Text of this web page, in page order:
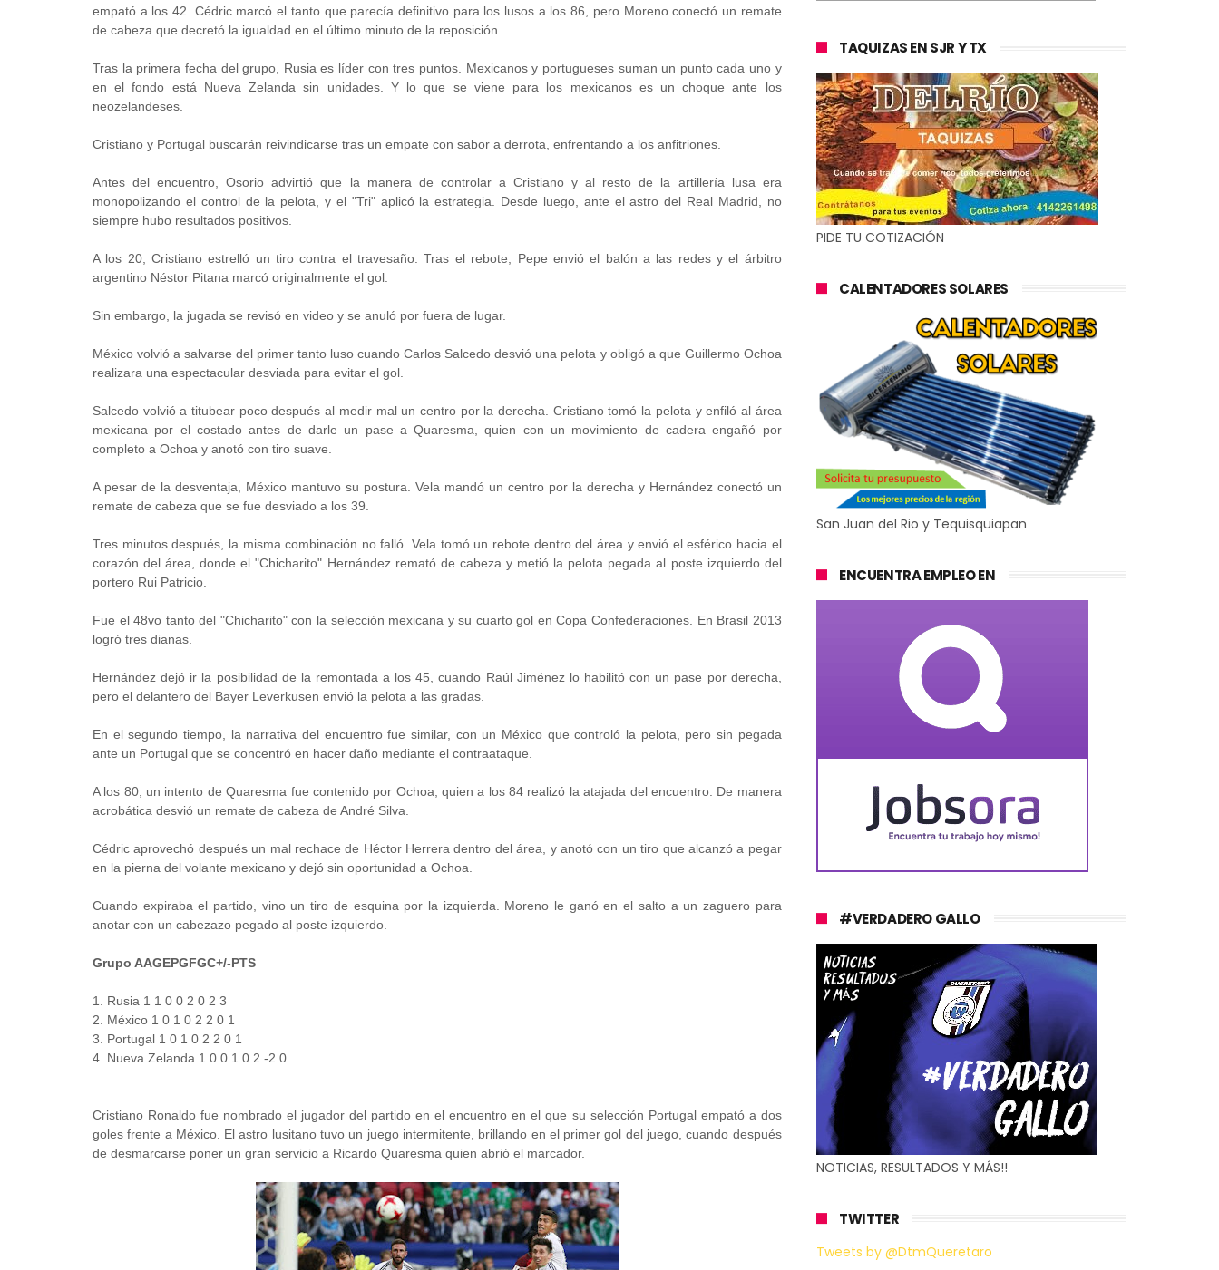
empató a los 42. Cédric marcó el tanto que parecía definitivo para los lusos a los 86, pero Moreno conectó un remate
de cabeza que decretó la igualdad en el último minuto de la reposición.
Tras la primera fecha del grupo, Rusia es líder con tres puntos. Mexicanos y portugueses suman un punto cada uno y
en el fondo está Nueva Zelanda sin unidades. Y lo que se viene para los mexicanos es un choque ante los
neozelandeses.
Cristiano y Portugal buscarán reivindicarse tras un empate con sabor a derrota, enfrentando a los anfitriones.
Antes del encuentro, Osorio advirtió que la manera de controlar a Cristiano y al resto de la artillería lusa era
monopolizando el control de la pelota, y el "Tri" aplicó la estrategia. Desde luego, ante el astro del Real Madrid, no
siempre hubo resultados positivos.
A los 20, Cristiano estrelló un tiro contra el travesaño. Tras el rebote, Pepe envió el balón a las redes y el árbitro
argentino Néstor Pitana marcó originalmente el gol.
Sin embargo, la jugada se revisó en video y se anuló por fuera de lugar.
México volvió a salvarse del primer tanto luso cuando Carlos Salcedo desvió una pelota y obligó a que Guillermo Ochoa
realizara una espectacular desviada para evitar el gol.
Salcedo volvió a titubear poco después al medir mal un centro por la derecha. Cristiano tomó la pelota y enfiló al área
mexicana por el costado antes de darle un pase a Quaresma, quien con un movimiento de cadera engañó por
completo a Ochoa y anotó con tiro suave.
A pesar de la desventaja, México mantuvo su postura. Vela mandó un centro por la derecha y Hernández conectó un
remate de cabeza que se fue desviado a los 39.
Tres minutos después, la misma combinación no falló. Vela tomó un rebote dentro del área y envió el esférico hacia el
corazón del área, donde el "Chicharito" Hernández remató de cabeza y metió la pelota pegada al poste izquierdo del
portero Rui Patricio.
Fue el 48vo tanto del "Chicharito" con la selección mexicana y su cuarto gol en Copa Confederaciones. En Brasil 2013
logró tres dianas.
Hernández dejó ir la posibilidad de la remontada a los 45, cuando Raúl Jiménez lo habilitó con un pase por derecha,
pero el delantero del Bayer Leverkusen envió la pelota a las gradas.
En el segundo tiempo, la narrativa del encuentro fue similar, con un México que controló la pelota, pero sin pegada
ante un Portugal que se concentró en hacer daño mediante el contraataque.
A los 80, un intento de Quaresma fue contenido por Ochoa, quien a los 84 realizó la atajada del encuentro. De manera
acrobática desvió un remate de cabeza de André Silva.
Cédric aprovechó después un mal rechace de Héctor Herrera dentro del área, y anotó con un tiro que alcanzó a pegar
en la pierna del volante mexicano y dejó sin oportunidad a Ochoa.
Cuando expiraba el partido, vino un tiro de esquina por la izquierda. Moreno le ganó en el salto a un zaguero para
anotar con un cabezazo pegado al poste izquierdo.
Grupo AAGEPGFGC+/-PTS
1. Rusia 1 1 0 0 2 0 2 3
2. México 1 0 1 0 2 2 0 1
3. Portugal 1 0 1 0 2 2 0 1
4. Nueva Zelanda 1 0 0 1 0 2 -2 0
Cristiano Ronaldo fue nombrado el jugador del partido en el encuentro en el que su selección Portugal empató a dos
goles frente a México. El astro lusitano tuvo un juego intermitente, brillando en el primer gol del juego, cuando después
de desmarcarse poner un gran servicio a Ricardo Quaresma quien abrió el marcador.
TAQUIZAS EN SJR Y TX
PIDE TU COTIZACIÓN
CALENTADORES SOLARES
San Juan del Rio y Tequisquiapan
ENCUENTRA EMPLEO EN
#VERDADERO GALLO
NOTICIAS, RESULTADOS Y MÁS!!
TWITTER
Tweets by @DtmQueretaro